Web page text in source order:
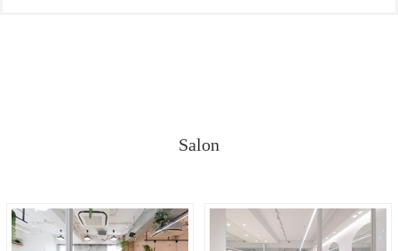
Salon